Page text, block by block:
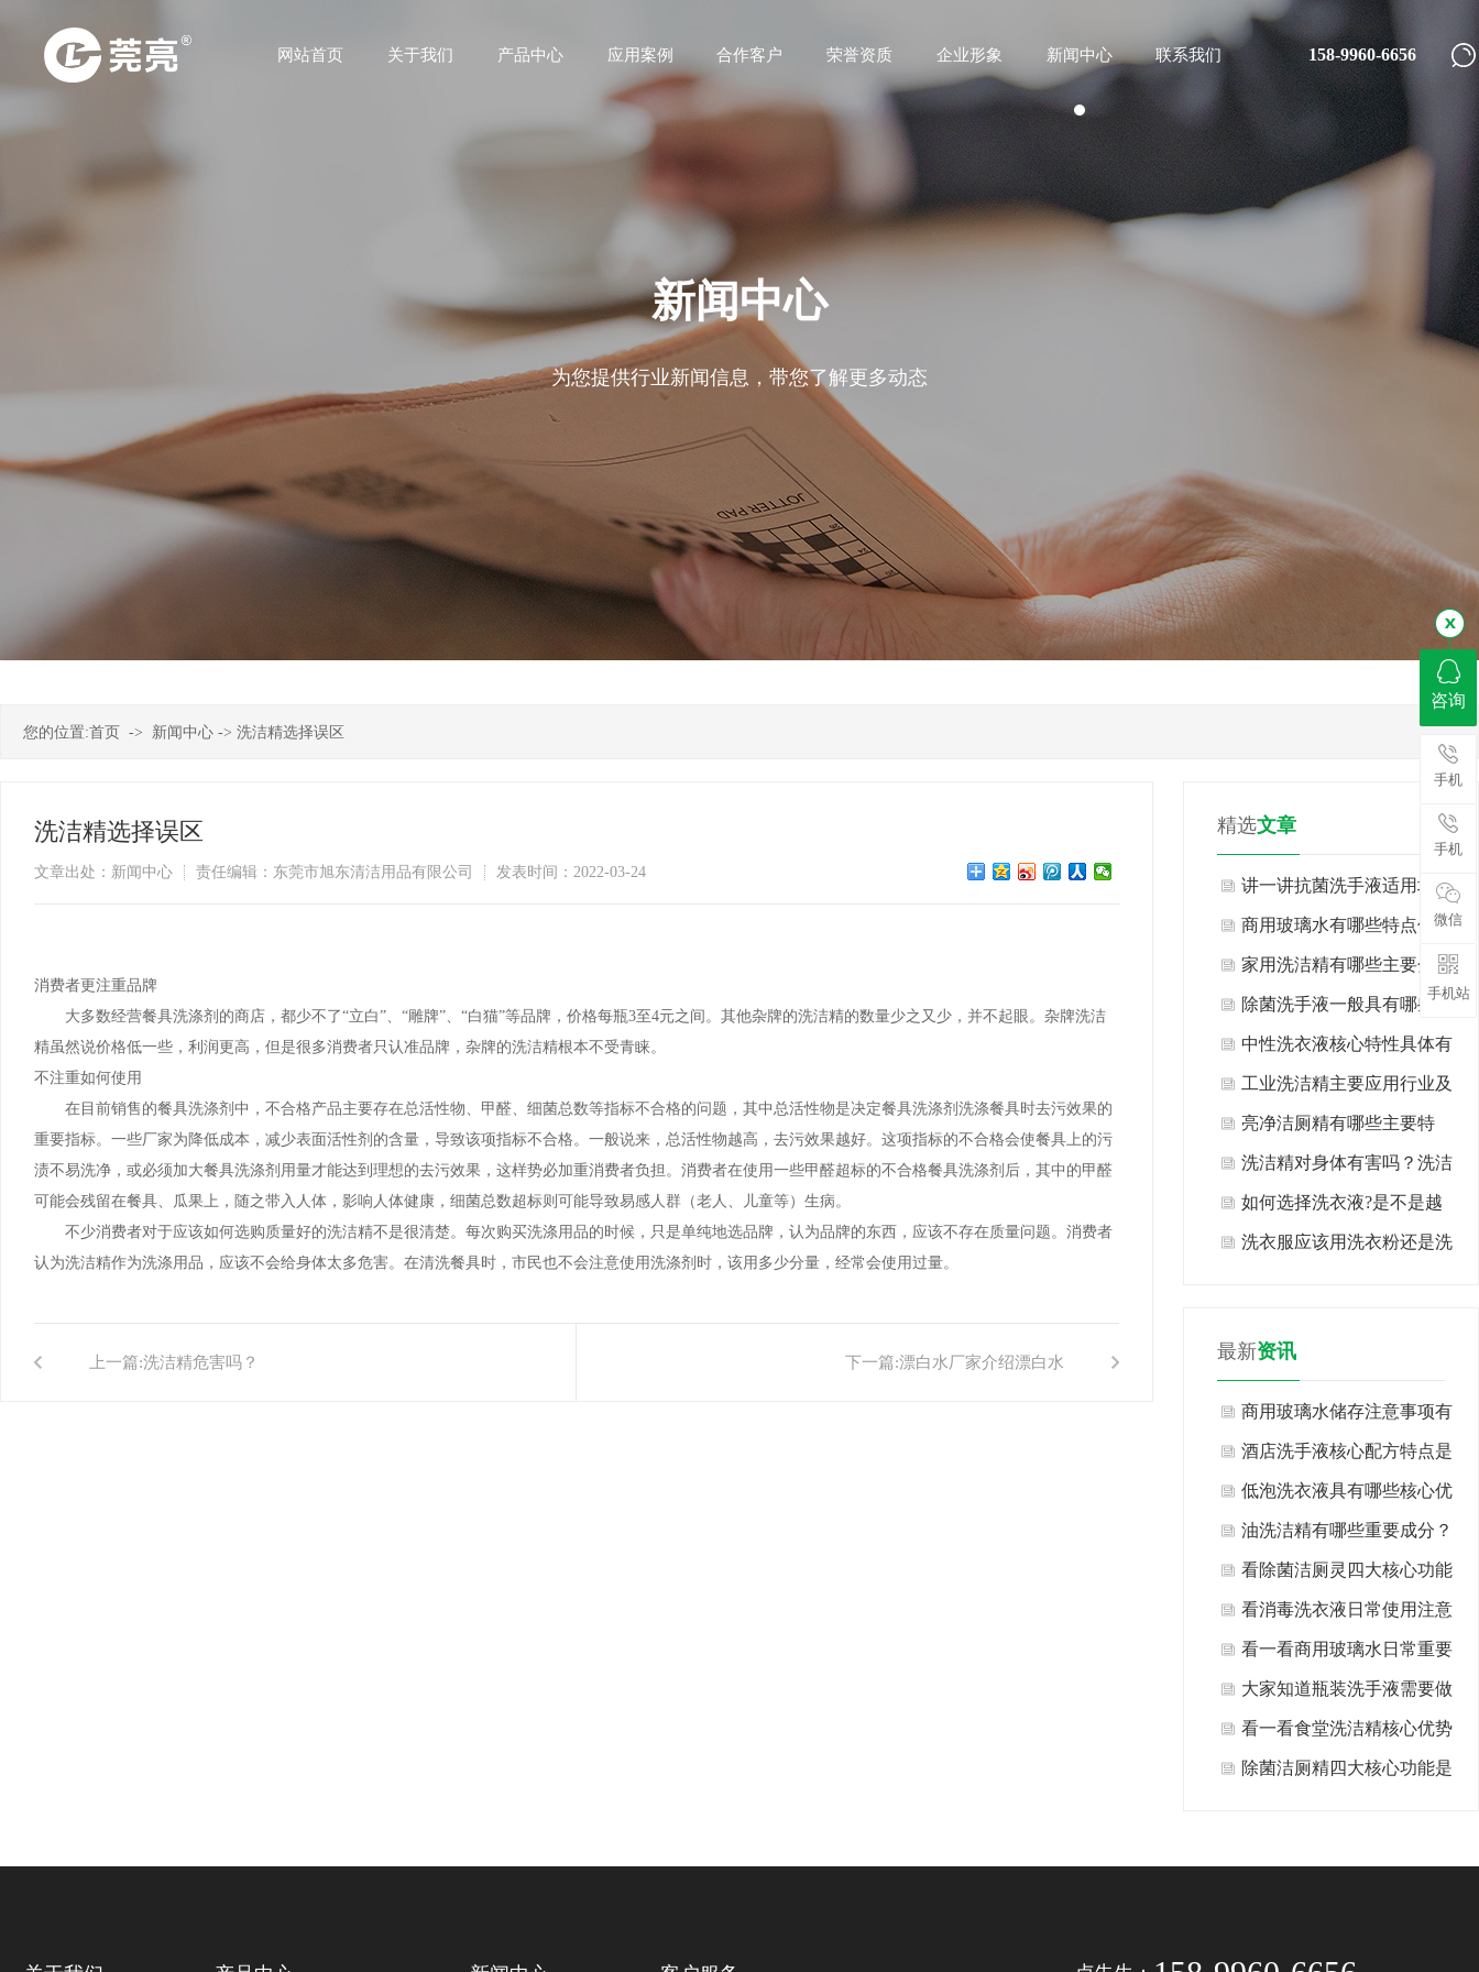
网站首页 关于我们 产品中心 应用案例 合作客户 荣誉资质 企业形象 新闻中心 联系我们 158-9960-6656
新闻中心
为您提供行业新闻信息，带您了解更多动态
您的位置:首页 -> 新闻中心 -> 洗洁精选择误区
洗洁精选择误区
文章出处：新闻中心 责任编辑：东莞市旭东清洁用品有限公司 发表时间：2022-03-24
消费者更注重品牌
大多数经营餐具洗涤剂的商店，都少不了“立白”、“雕牌”、“白猫”等品牌，价格每瓶3至4元之间。其他杂牌的洗洁精的数量少之又少，并不起眼。杂牌洗洁
精虽然说价格低一些，利润更高，但是很多消费者只认准品牌，杂牌的洗洁精根本不受青睐。
不注重如何使用
在目前销售的餐具洗涤剂中，不合格产品主要存在总活性物、甲醛、细菌总数等指标不合格的问题，其中总活性物是决定餐具洗涤剂洗涤餐具时去污效果的
重要指标。一些厂家为降低成本，减少表面活性剂的含量，导致该项指标不合格。一般说来，总活性物越高，去污效果越好。这项指标的不合格会使餐具上的污
渍不易洗净，或必须加大餐具洗涤剂用量才能达到理想的去污效果，这样势必加重消费者负担。消费者在使用一些甲醛超标的不合格餐具洗涤剂后，其中的甲醛
可能会残留在餐具、瓜果上，随之带入人体，影响人体健康，细菌总数超标则可能导致易感人群（老人、儿童等）生病。
不少消费者对于应该如何选购质量好的洗洁精不是很清楚。每次购买洗涤用品的时候，只是单纯地选品牌，认为品牌的东西，应该不存在质量问题。消费者
认为洗洁精作为洗涤用品，应该不会给身体太多危害。在清洗餐具时，市民也不会注意使用洗涤剂时，该用多少分量，经常会使用过量。
上一篇:洗洁精危害吗？ 下一篇:漂白水厂家介绍漂白水
精选文章
讲一讲抗菌洗手液适用场景
与不适用场景有哪些？
商用玻璃水有哪些特点优
势？
家用洗洁精有哪些主要分
类？
除菌洗手液一般具有哪些特
点？
中性洗衣液核心特性具体有
哪些表现？
工业洗洁精主要应用行业及
场景有哪些？
亮净洁厕精有哪些主要特
点？
洗洁精对身体有害吗？洗洁
精生产厂家告诉你现在知道
也许还不算晚！
如何选择洗衣液?是不是越
浓越好?
洗衣服应该用洗衣粉还是洗
最新资讯
商用玻璃水储存注意事项有
哪些方面？
酒店洗手液核心配方特点是
什么?
低泡洗衣液具有哪些核心优
势值得选择？
油洗洁精有哪些重要成分？
看除菌洁厕灵四大核心功能
是什么？
看消毒洗衣液日常使用注意
事项有哪些方面？
看一看商用玻璃水日常重要
用途有哪些？
大家知道瓶装洗手液需要做
哪些日常清洁保养吗？
看一看食堂洗洁精核心优势
是什么？
除菌洁厕精四大核心功能是
咨询
手机
手机
微信
手机站